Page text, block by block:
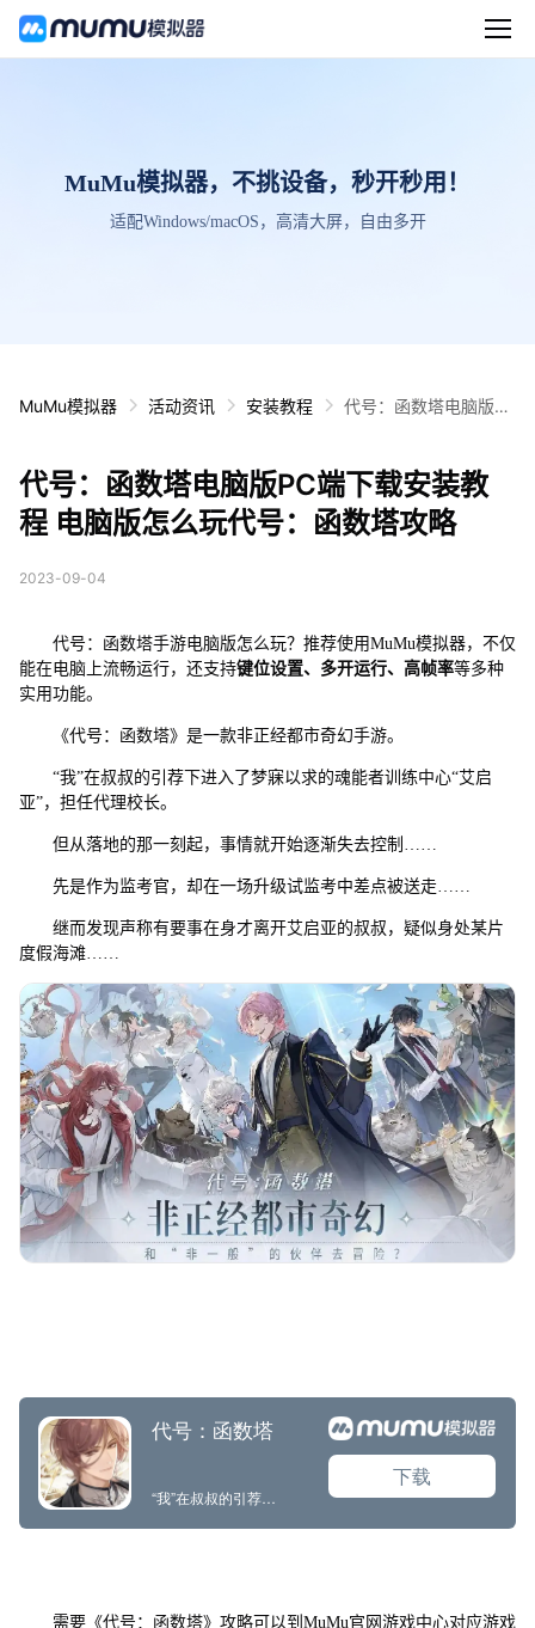
MuMu模拟器，不挑设备，秒开秒用！
适配Windows/macOS，高清大屏，自由多开
MuMu模拟器 活动资讯 安装教程
代号：函数塔电脑版P
攻略
代号：函数塔电脑版PC端下载安装教
程 电脑版怎么玩代号：函数塔攻略
2023-09-04
代号：函数塔手游电脑版怎么玩？推荐使用MuMu模拟器，不仅
能在电脑上流畅运行，还支持键位设置、多开运行、高帧率等多种
实用功能。
《代号：函数塔》是一款非正经都市奇幻手游。
“我”在叔叔的引荐下进入了梦寐以求的魂能者训练中心“艾启
亚”，担任代理校长。
但从落地的那一刻起，事情就开始逐渐失去控制……
先是作为监考官，却在一场升级试监考中差点被送走……
继而发现声称有要事在身才离开艾启亚的叔叔，疑似身处某片
度假海滩……
需要《代号：函数塔》攻略可以到MuMu官网游戏中心对应游戏